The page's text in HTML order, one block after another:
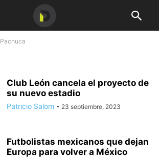
Pachuca
Club León cancela el proyecto de
su nuevo estadio
Patricio Salom - 23 septiembre, 2023
Futbolistas mexicanos que dejan
Europa para volver a México